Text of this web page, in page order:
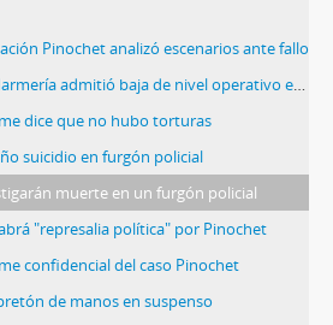
Pinochet analizó escenarios ante fallo
admitió baja de nivel operativo en CAS
dice que no hubo torturas
suicidio en furgón policial
muerte en un furgón policial
"represalia política" por Pinochet
confidencial del caso Pinochet
de manos en suspenso